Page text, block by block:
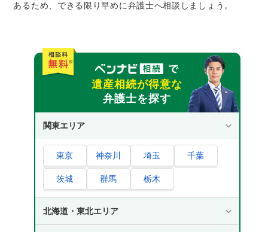
あるため、できる限り早めに弁護士へ相談しましょう。
遺産相続が得意な
弁護士を探す
関東エリア
東京 神奈川 埼玉 千葉
茨城 群馬 栃木
北海道・東北エリア